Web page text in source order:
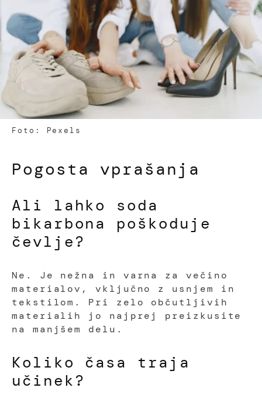
Foto: Pexels
Pogosta vprašanja
Ali lahko soda
bikarbona poškoduje
čevlje?
Ne. Je nežna in varna za večino
materialov, vključno z usnjem in
tekstilom. Pri zelo občutljivih
materialih jo najprej preizkusite
na manjšem delu.
Koliko časa traja
učinek?